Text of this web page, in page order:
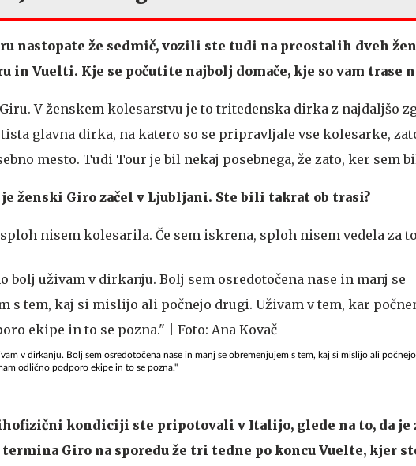
nastopate že sedmič, vozili ste tudi na preostalih dveh
in Vuelti. Kje se počutite najbolj domače, kje so vam trase
V ženskem kolesarstvu je to tritedenska dirka z najdaljšo
glavna dirka, na katero so se pripravljale vse kolesarke,
mesto. Tudi Tour je bil nekaj posebnega, že zato, ker sem
je ženski Giro začel v Ljubljani. Ste bili takrat ob trasi?
nisem kolesarila. Če sem iskrena, sploh nisem vedela za
v dirkanju. Bolj sem osredotočena nase in manj se obremenjujem s tem, kaj si mislijo ali
odlično podporo ekipe in to se pozna."
kondiciji ste pripotovali v Italijo, glede na to, da je
Giro na sporedu že tri tedne po koncu Vuelte, kjer